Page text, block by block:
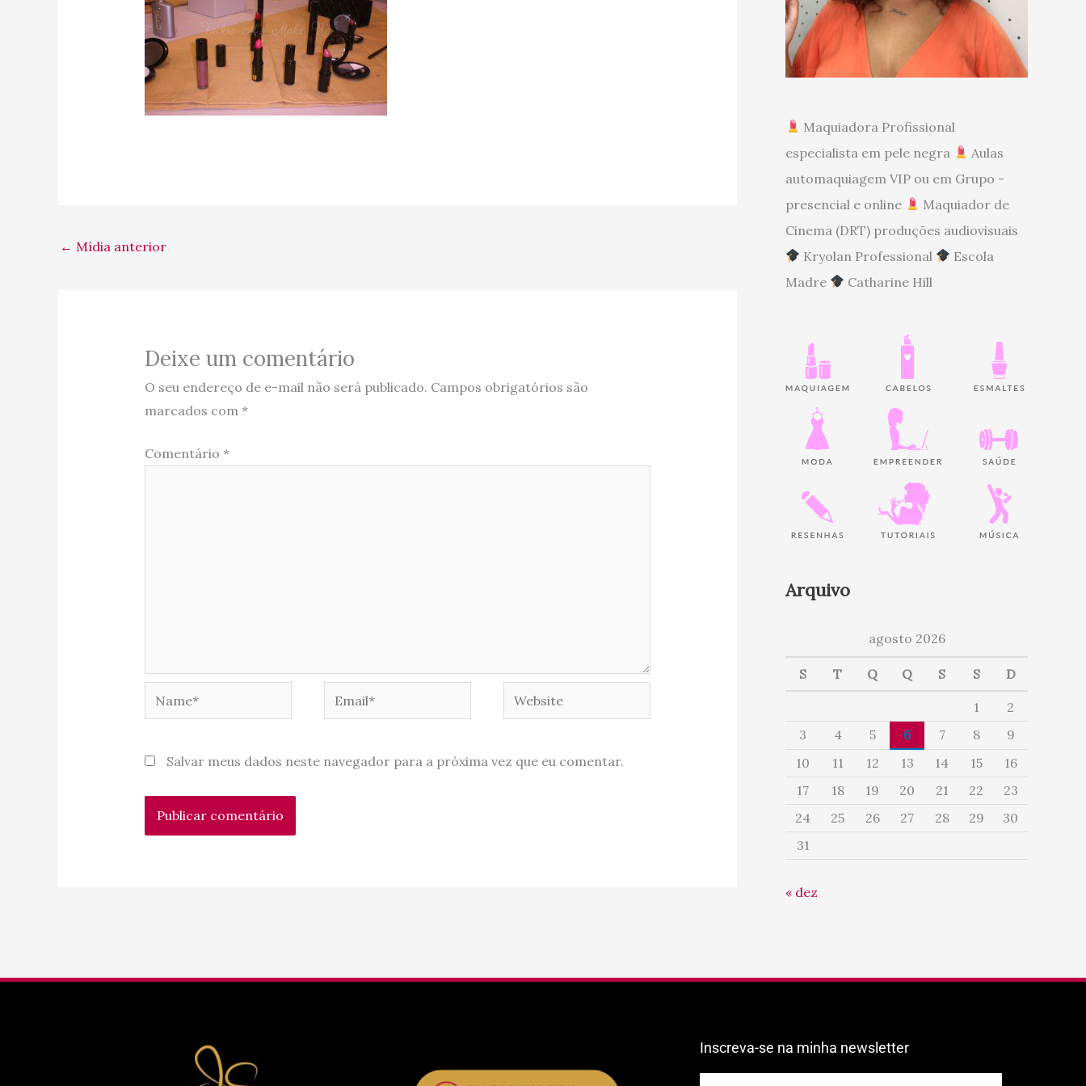
← Mídia anterior
Deixe um comentário
O seu endereço de e-mail não será publicado. Campos obrigatórios são
marcados com *
Comentário *
Website
Salvar meus dados neste navegador para a próxima vez que eu comentar.
Maquiadora Profissional
especialista em pele negra
Aulas
automaquiagem VIP ou em Grupo -
presencial e online
Maquiador de
Cinema (DRT) produções audiovisuais
Kryolan Professional
Escola
Madre
Catharine Hill
Arquivo
agosto 2026
S T Q Q S S D
1
2
3
4 5 6 7 8
9
10
11 12 13 14 15
16
17
18 19 20 21 22
23
24
25 26 27 28 29
30
31
« dez
Inscreva-se na minha newsletter